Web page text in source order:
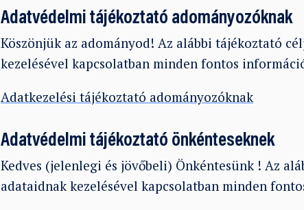
Adatvédelmi tájékoztató adományozóknak
Köszönjük az adományod! Az alábbi tájékoztató
kezelésével kapcsolatban minden fontos
Adatkezelési tájékoztató adományozóknak
Adatvédelmi tájékoztató önkénteseknek
Kedves (jelenlegi és jövőbeli) Önkéntesünk ! Az
adataidnak kezelésével kapcsolatban minden